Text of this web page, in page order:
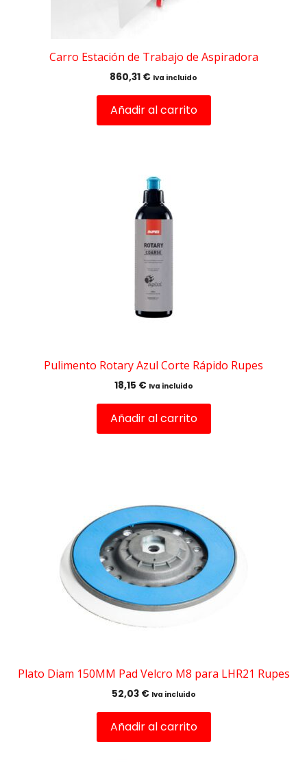
Carro Estación de Trabajo de Aspiradora
860,31 € Iva incluido
Añadir al carrito
Pulimento Rotary Azul Corte Rápido Rupes
18,15 € Iva incluido
Añadir al carrito
Plato Diam 150MM Pad Velcro M8 para LHR21 Rupes
52,03 € Iva incluido
Añadir al carrito